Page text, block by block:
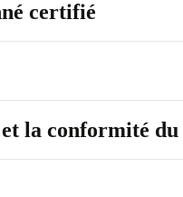
certifié
la conformité